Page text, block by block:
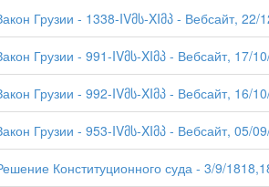
Грузии - 1338-IVმს-XIმპ - Вебсайт, 22/
Грузии - 991-IVმს-XIმპ - Вебсайт, 17/
Грузии - 992-IVმს-XIმპ - Вебсайт, 16/
Грузии - 953-IVმს-XIმპ - Вебсайт, 05/
Конституционного суда - 3/9/